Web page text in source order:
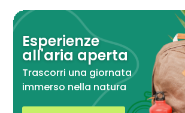
Esperienze
all'aria aperta
Trascorri una giornata
immerso nella natura